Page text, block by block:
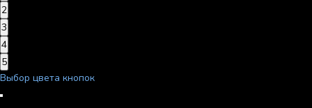
2
3
4
5
Выбор цвета кнопок